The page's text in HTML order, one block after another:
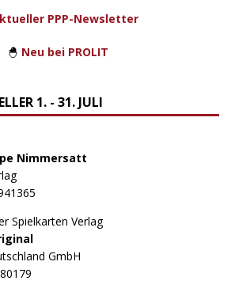
PPP-Newsletter
🐣 Neu bei PROLIT
1. - 31. JULI
Nimmersatt
Spielkarten Verlag
GmbH